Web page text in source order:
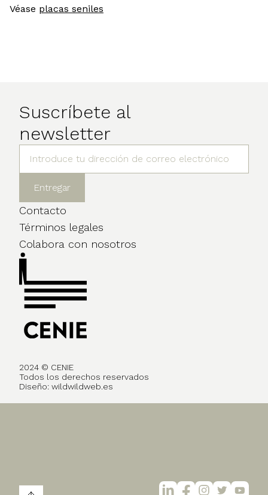
Véase placas seniles
Suscríbete al
newsletter
Contacto
Términos legales
Colabora con nosotros
2024 © CENIE
Todos los derechos reservados
Diseño: wildwildweb.es